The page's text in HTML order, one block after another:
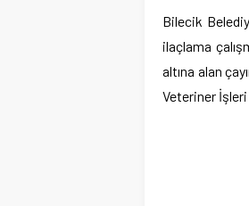
Bilecik
ilaçlama
altına alan
Veteriner